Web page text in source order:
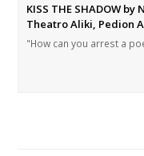
KISS THE SHADOW
Theatro Aliki, Pedion
"How can you arrest a